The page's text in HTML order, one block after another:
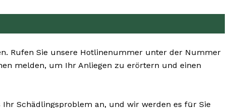
Rufen Sie unsere Hotlinenummer unter der Nummer
melden, um Ihr Anliegen zu erörtern und einen
Schädlingsproblem an, und wir werden es für Sie